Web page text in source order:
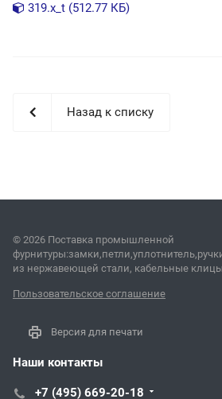
319.x_t (512.77 КБ)
Назад к списку
© 2026 Поставка промышленной
из нержавеющей стали, кабельные
Пользовательское соглашение
Версия для печати
Наши контакты
+7 (495) 669-20-18